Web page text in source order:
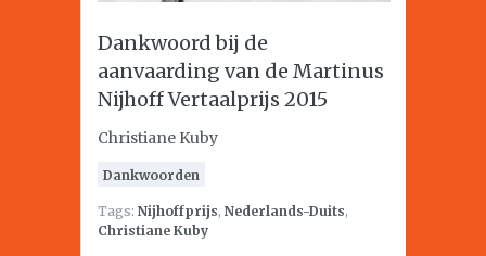
Dankwoord bij de
aanvaarding van de Martinus
Nijhoff Vertaalprijs 2015
Christiane Kuby
Dankwoorden
Tags: Nijhoffprijs, Nederlands-Duits,
Christiane Kuby